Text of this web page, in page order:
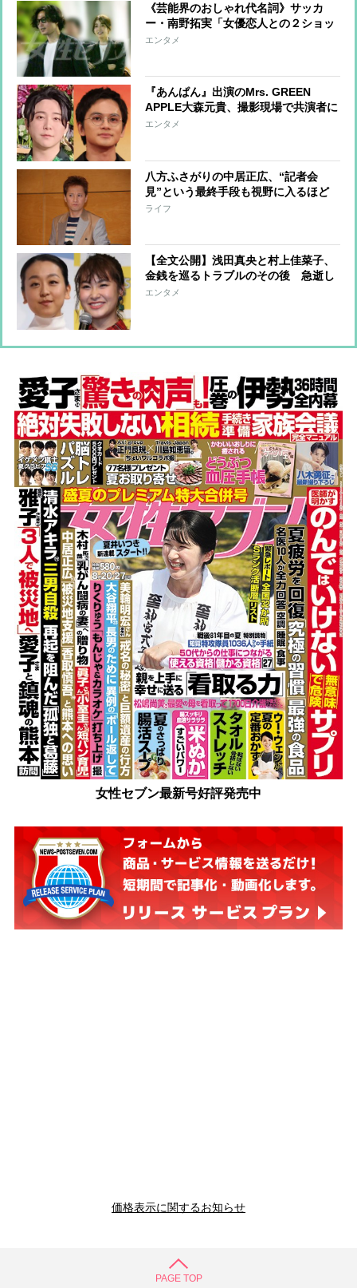
《芸能界のおしゃれ代名詞》サッカ
ー・南野拓実「女優恋人との２ショッ
トですごい存在感」山田涼介や菊池風
エンタメ
『あんぱん』出演のMrs. GREEN
APPLE大森元貴、撮影現場で共演者に
アドバイスを求める 熱烈指導の北村
エンタメ
八方ふさがりの中居正広、“記者会
見”という最終手段も視野に入るほど
追い詰められた状況 恋人や兄家族な
ライフ
【全文公開】浅田真央と村上佳菜子、
金銭を巡るトラブルのその後 急逝し
た村上の姉が繋いだ断絶の果て、「お
エンタメ
女性セブン最新号好評発売中
価格表示に関するお知らせ
PAGE TOP